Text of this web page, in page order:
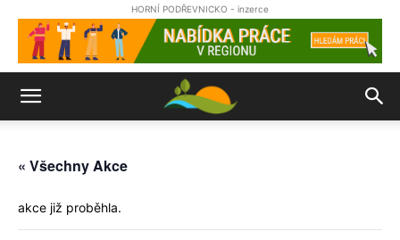
HORNÍ PODŘEVNICKO - inzerce
« Všechny Akce
akce již proběhla.